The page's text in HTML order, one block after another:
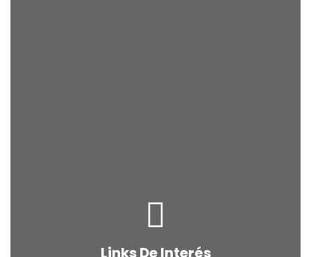
Links De Interés